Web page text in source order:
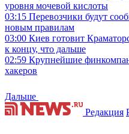
уровня мочевой кислоты
03:15 Перевозчики будут
новым правилам
03:00 Киев готовит
к концу, что дальше
02:59 Крупнейшие
хакеров
Дальше
Редакция